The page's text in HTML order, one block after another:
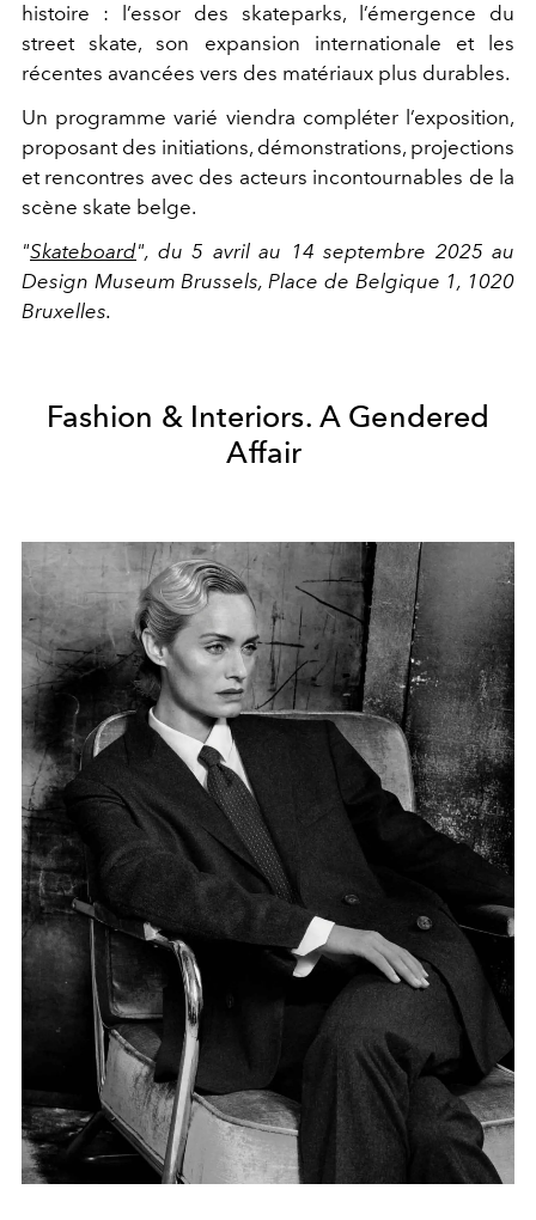
histoire : l’essor des skateparks, l’émergence du
street skate, son expansion internationale et les
récentes avancées vers des matériaux plus durables.
Un programme varié viendra compléter l’exposition,
proposant des initiations, démonstrations, projections
et rencontres avec des acteurs incontournables de la
scène skate belge.
"Skateboard", du 5 avril au 14 septembre 2025 au
Design Museum Brussels, Place de Belgique 1, 1020
Bruxelles.
Fashion & Interiors. A Gendered
Affair